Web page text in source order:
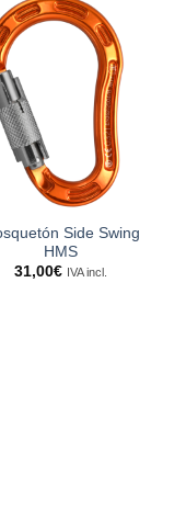
Side Swing
HMS
31,00€ IVA incl.